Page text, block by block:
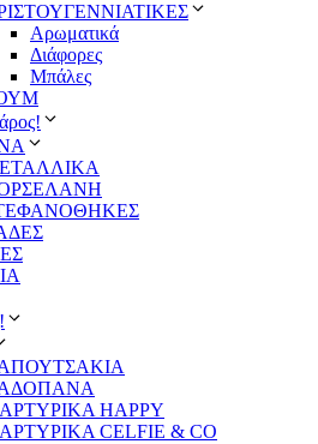
Αρωματικά
Διάφορες
Μπάλες
HAPPY
CELFIE & CO